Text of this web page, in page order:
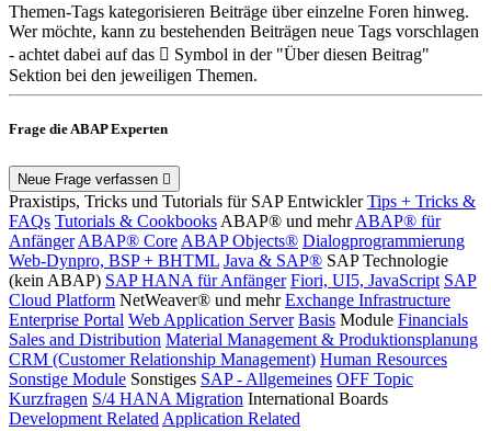
Themen-Tags kategorisieren Beiträge über einzelne Foren hinweg.
Wer möchte, kann zu bestehenden Beiträgen neue Tags vorschlagen
- achtet dabei auf das
Symbol in der "Über diesen Beitrag"
Sektion bei den jeweiligen Themen.
Frage die ABAP Experten
Neue Frage verfassen
Praxistips, Tricks und Tutorials für SAP Entwickler Tips + Tricks &
FAQs Tutorials & Cookbooks ABAP® und mehr ABAP® für
Anfänger ABAP® Core ABAP Objects® Dialogprogrammierung
Web-Dynpro, BSP + BHTML Java & SAP® SAP Technologie
(kein ABAP) SAP HANA für Anfänger Fiori, UI5, JavaScript SAP
Cloud Platform NetWeaver® und mehr Exchange Infrastructure
Enterprise Portal Web Application Server Basis Module Financials
Sales and Distribution Material Management & Produktionsplanung
CRM (Customer Relationship Management) Human Resources
Sonstige Module Sonstiges SAP - Allgemeines OFF Topic
Kurzfragen S/4 HANA Migration International Boards
Development Related Application Related